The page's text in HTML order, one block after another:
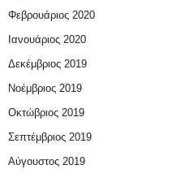
Φεβρουάριος 2020
Ιανουάριος 2020
Δεκέμβριος 2019
Νοέμβριος 2019
Οκτώβριος 2019
Σεπτέμβριος 2019
Αύγουστος 2019